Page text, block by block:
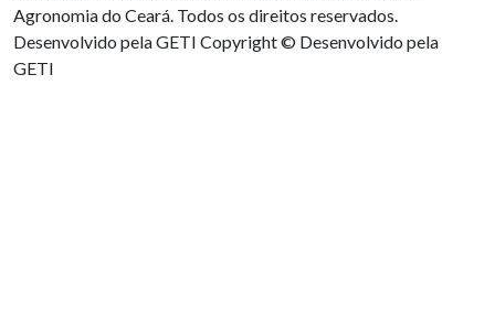
Agronomia do Ceará. Todos os direitos reservados.
Desenvolvido pela GETI Copyright © Desenvolvido pela
GETI